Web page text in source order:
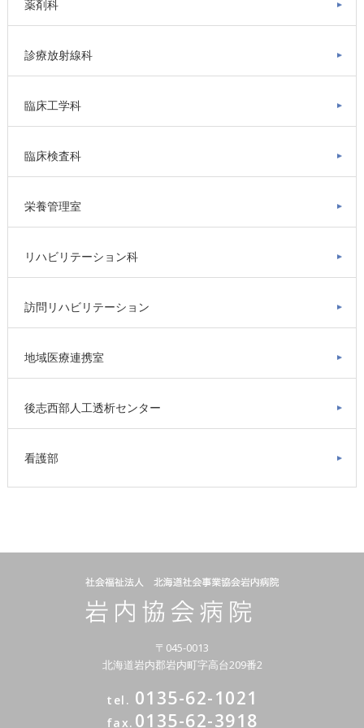
薬剤科
診療放射線科
臨床工学科
臨床検査科
栄養管理室
リハビリテーション科
訪問リハビリテーション
地域医療連携室
後志西部人工透析センター
看護部
〒045-0013
北海道岩内郡岩内町字高台209番2
tel. 0135-62-1021
fax. 0135-62-3918